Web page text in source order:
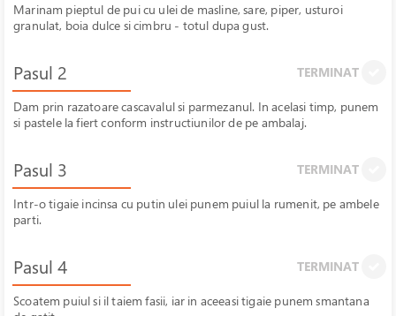
Marinam pieptul de pui cu ulei de masline, sare, piper, usturoi
granulat, boia dulce si cimbru - totul dupa gust.
Pasul 2 TERMINAT
Dam prin razatoare cascavalul si parmezanul. In acelasi timp, punem
si pastele la fiert conform instructiunilor de pe ambalaj.
Pasul 3 TERMINAT
Intr-o tigaie incinsa cu putin ulei punem puiul la rumenit, pe ambele
parti.
Pasul 4 TERMINAT
Scoatem puiul si il taiem fasii, iar in aceeasi tigaie punem smantana